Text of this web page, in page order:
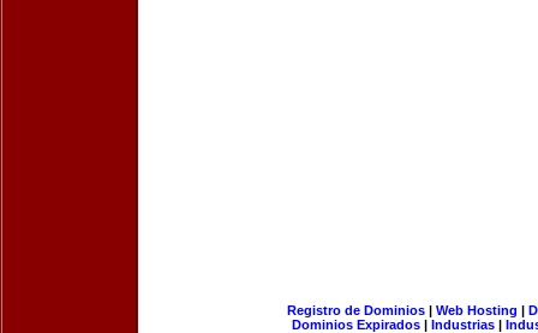
Registro de Dominios| Web Hosting |
Dominios Expirados | Industrias |